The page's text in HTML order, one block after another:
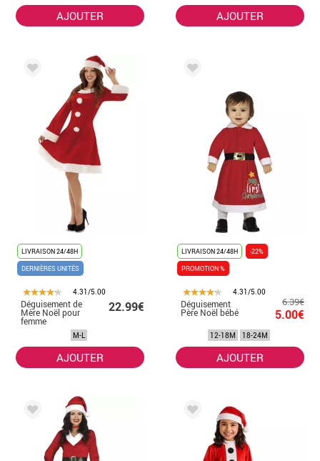
AJOUTER AJOUTER
LIVRAISON 24/48H
DERNIÈRES UNITÉS
4.31/5.00
Déguisement de
Mère Noël pour
femme
22.99€
M-L
AJOUTER
LIVRAISON 24/48H
-22%
PROMOTION %
4.31/5.00
Déguisement
Père Noël bébé
6.39€
5.00€
12-18M 18-24M
AJOUTER